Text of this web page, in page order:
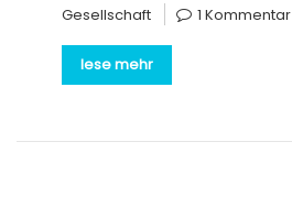
Gesellschaft 1 Kommentar
lese mehr